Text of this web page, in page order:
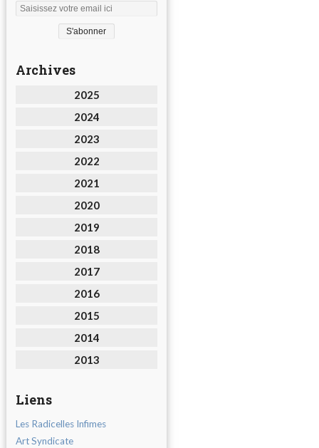
Archives
2025
2024
2023
2022
2021
2020
2019
2018
2017
2016
2015
2014
2013
Liens
Les Radicelles Infimes
Art Syndicate